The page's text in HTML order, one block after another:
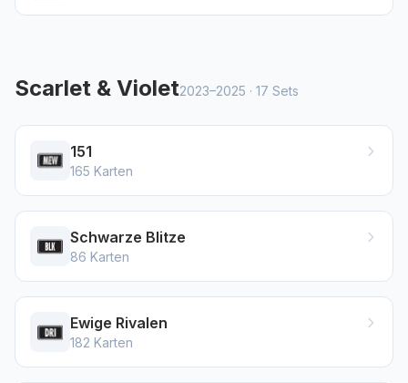
Scarlet & Violet2023–2025 · 17 Sets
151
165 Karten
Schwarze Blitze
86 Karten
Ewige Rivalen
182 Karten